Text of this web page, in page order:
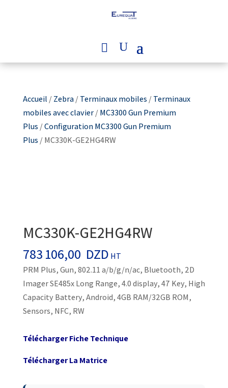
Accueil /Zebra/Terminaux mobiles /Terminaux
mobiles avec clavier/MC3300 Gun Premium
Plus /Configuration MC3300 Gun Premium
Plus / MC330K-GE2HG4RW
MC330K-GE2HG4RW
783 106,00 DZD HT
PRM Plus, Gun, 802.11 a/b/g/n/ac, Bluetooth, 2D
Imager SE485x Long Range, 4.0 display, 47 Key, High
Capacity Battery, Android, 4GB RAM/32GB ROM,
Sensors, NFC, RW
Télécharger Fiche Technique
Télécharger La Matrice